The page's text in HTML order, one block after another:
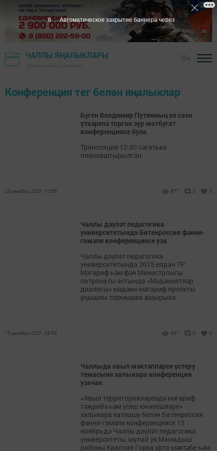
ЧАЛЛЫ ЯҢАЛЫКЛАРЫ
Конференция тег белән яңалыклар
Бүген Владимир Путинның ел саен
үткәрелә торган зур матбугат
конференциясе була
Трансляция 12.00 сәгатькә
планлаштырылган.
23 декабрь 2021, 10:56 877 0 0
Чаллы дәүләт педагогика
университетында Бөтенроссия фәнни-
гамәли конференциясе уза
Чаллы дәүләт педагогика
университетында 2015 елдан ТР
Мәгариф һәм фән Министрлыгы
патронаты астында «Мәдәниятләр
диалогы» мәдәни-мәгариф проекты
уңышлы тормышка ашырыла.
15 декабрь 2021, 08:58 837 0 0
Чаллыда авыл мәктәпләрен үстерү
темасына халыкара конференция
узачак
«Авыл территорияләрендә мәгариф:
тәҗрибә һәм үсеш юнәлешләре»
халыкара катнашу белән Бөтенроссия
фәнни-гамәли конференциясе 15
ноябрьдә Чаллы дәүләт педагогика
университеты, шулай ук Мамадыш
районы Красная Горка урта мәктәбе һәм
6 Автоматическое закрытие баннера через